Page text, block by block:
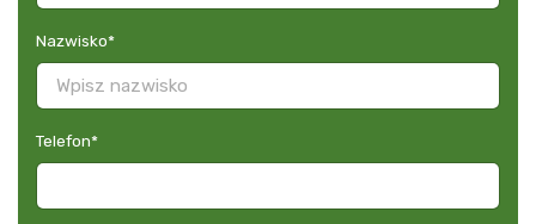
Nazwisko*
Telefon*